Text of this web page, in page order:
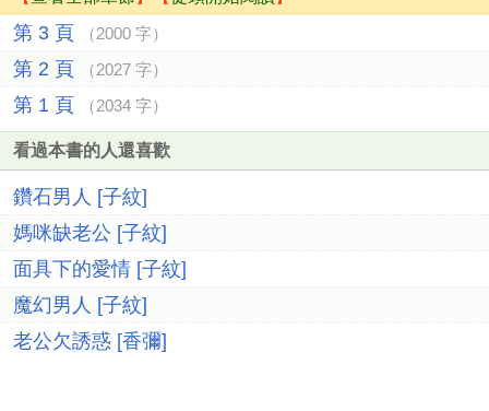
第 3 頁 （2000 字）
第 2 頁 （2027 字）
第 1 頁 （2034 字）
看過本書的人還喜歡
鑽石男人 [子紋]
媽咪缺老公 [子紋]
面具下的愛情 [子紋]
魔幻男人 [子紋]
老公欠誘惑 [香彌]